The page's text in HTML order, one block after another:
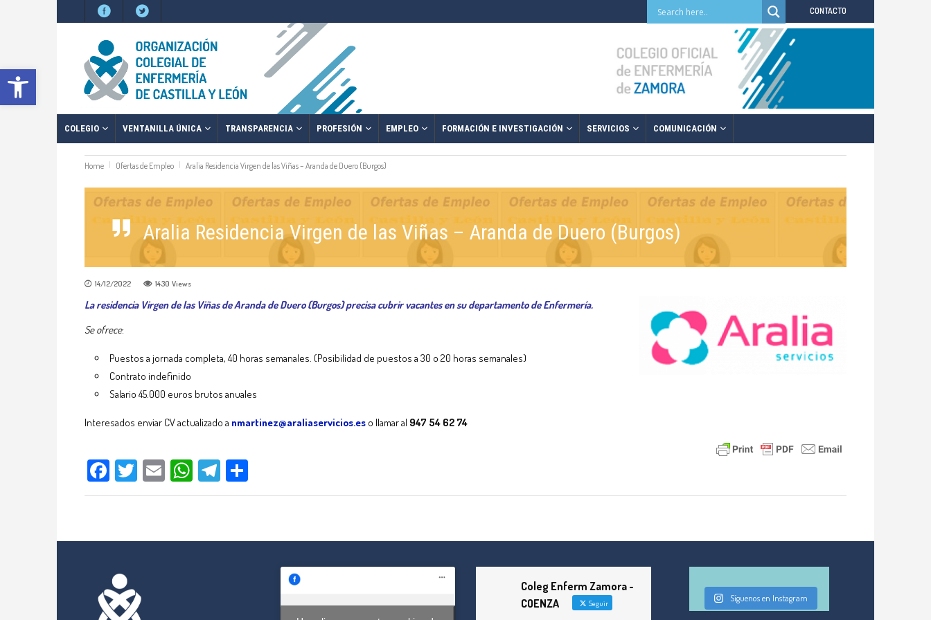
Abrir barra de herramientas
CONTACTO
COLEGIO VENTANILLA ÚNICA TRANSPARENCIA PROFESIÓN EMPLEO FORMACIÓN E INVESTIGACIÓN SERVICIOS COMUNICACIÓN
Home Ofertas de Empleo Aralia Residencia Virgen de las Viñas – Aranda de Duero (Burgos)
Aralia Residencia Virgen de las Viñas – Aranda de Duero (Burgos)
14/12/2022 1430 Views
La residencia Virgen de las Viñas de Aranda de Duero (Burgos) precisa cubrir vacantes en su departamento de Enfermería.
Se ofrece:
Puestos a jornada completa, 40 horas semanales. (Posibilidad de puestos a 30 o 20 horas semanales)
Contrato indefinido
Salario 45.000 euros brutos anuales
Interesados enviar CV actualizado a nmartinez@araliaservicios.es o llamar al 947 54 62 74
Facebook
TwitterEmailWhatsApp
Telegram
Coleg Enferm Zamora -
COENZA
Seguir Síguenos en Instagram